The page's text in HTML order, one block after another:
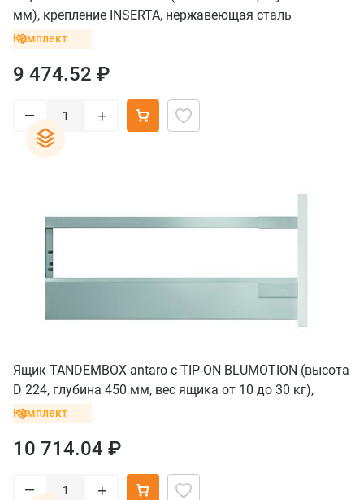
мм), крепление INSERTA, нержавеющая сталь
Комплект
9 474.52 ₽
– +
Ящик TANDEMBOX antaro с TIP-ON BLUMOTION (высота
D 224, глубина 450 мм, вес ящика от 10 до 30 кг),
крепление INSERTA, серый
Комплект
10 714.04 ₽
– +